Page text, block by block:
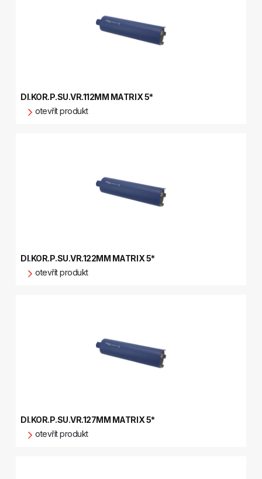
DI.KOR.P.SU.VR.112MM MATRIX 5*
otevřít produkt
DI.KOR.P.SU.VR.122MM MATRIX 5*
otevřít produkt
DI.KOR.P.SU.VR.127MM MATRIX 5*
otevřít produkt